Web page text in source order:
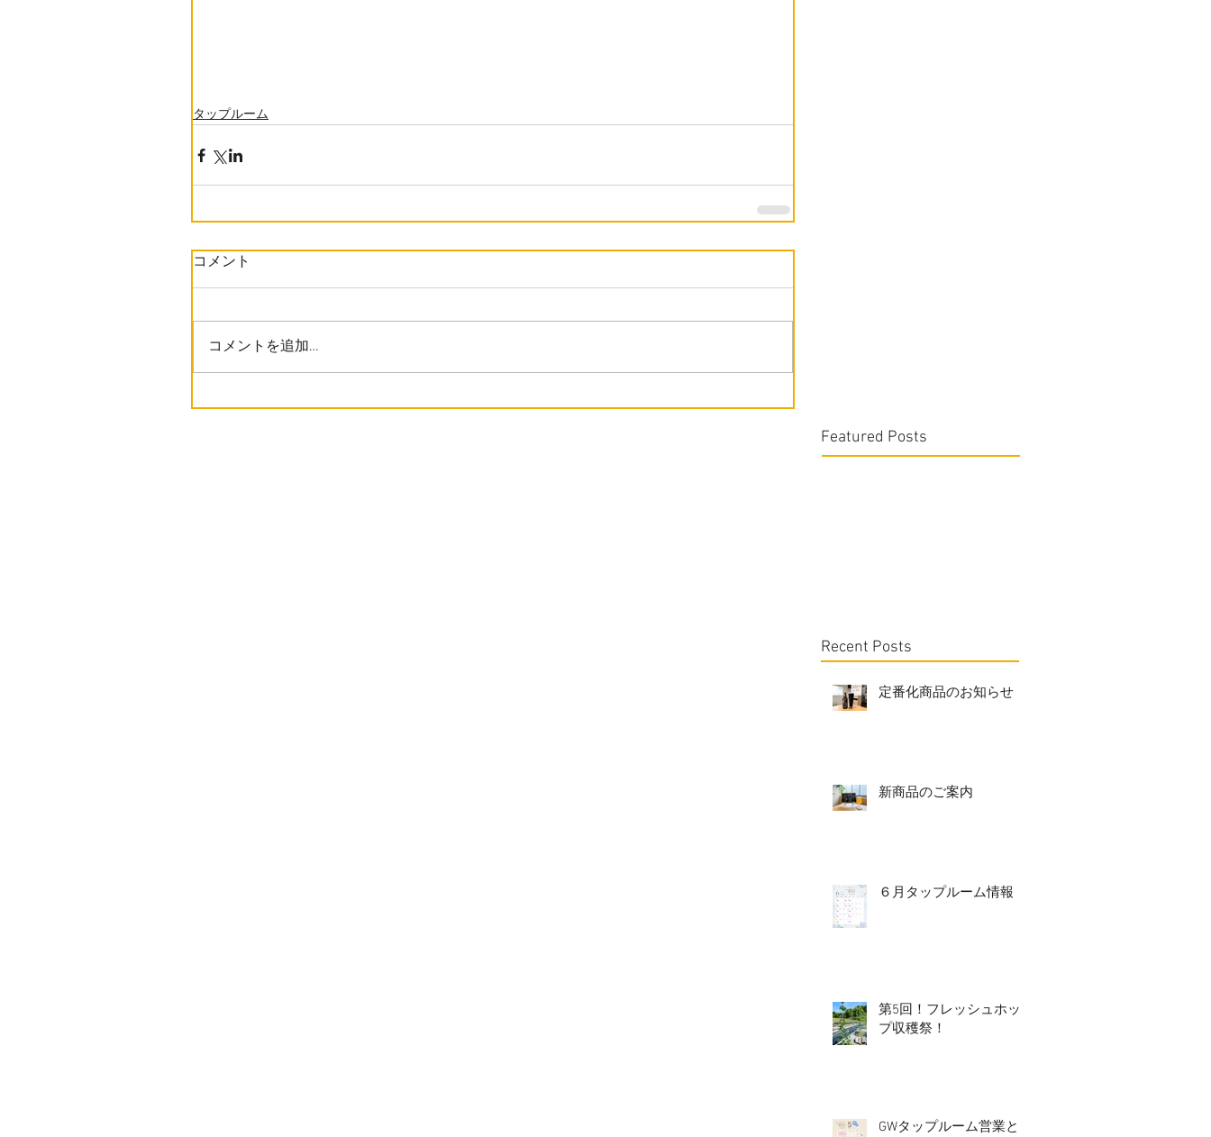
タップルーム
コメント
コメントを追加…
Featured Posts
Recent Posts
定番化商品のお知らせ
新商品のご案内
６月タップルーム情報
第5回！フレッシュホッ
プ収穫祭！
GWタップルーム営業と5